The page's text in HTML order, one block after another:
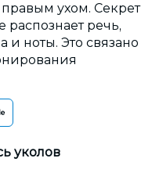
ухом. Секрет
распознает речь,
и ноты. Это связано
уколов